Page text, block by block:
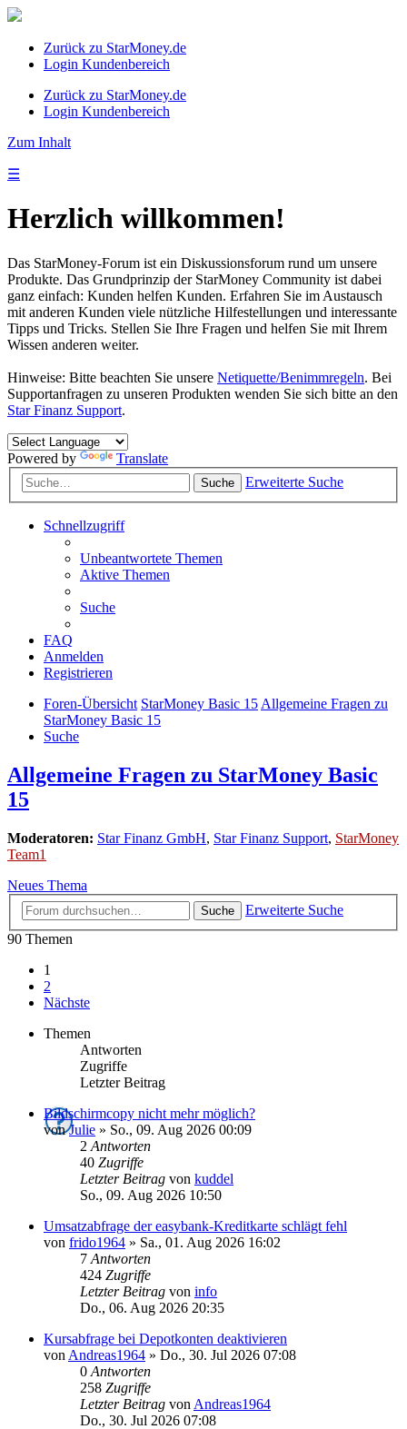
Zurück zu StarMoney.de
Login Kundenbereich
Zurück zu StarMoney.de
Login Kundenbereich
Zum Inhalt
☰
Herzlich willkommen!
Das StarMoney-Forum ist ein Diskussionsforum rund um unsere
Produkte. Das Grundprinzip der StarMoney Community ist dabei
ganz einfach: Kunden helfen Kunden. Erfahren Sie im Austausch
mit anderen Kunden viele nützliche Hilfestellungen und interessante
Tipps und Tricks. Stellen Sie Ihre Fragen und helfen Sie mit Ihrem
Wissen anderen weiter.
Hinweise: Bitte beachten Sie unsere Netiquette/Benimmregeln. Bei
Supportanfragen zu unseren Produkten wenden Sie sich bitte an den
Star Finanz Support.
Powered by Translate
Suche Erweiterte Suche
Schnellzugriff
Unbeantwortete Themen
Aktive Themen
Suche
FAQ
Anmelden
Registrieren
Foren-Übersicht StarMoney Basic 15Allgemeine Fragen zu
StarMoney Basic 15
Suche
Allgemeine Fragen zu StarMoney Basic
15
Moderatoren: Star Finanz GmbH, Star Finanz Support, StarMoney
Team1
Neues Thema
Suche
Erweiterte Suche
90 Themen
1
2
Nächste
Themen
Antworten
Zugriffe
Letzter Beitrag
Bildschirmcopy nicht mehr möglich?
vonJulie » So., 09. Aug 2026 00:09
2 Antworten
40 Zugriffe
Letzter Beitrag von kuddel
So., 09. Aug 2026 10:50
Umsatzabfrage der easybank-Kreditkarte schlägt fehl
von frido1964 » Sa., 01. Aug 2026 16:02
7 Antworten
424 Zugriffe
Letzter Beitrag von info
Do., 06. Aug 2026 20:35
Kursabfrage bei Depotkonten deaktivieren
von Andreas1964 » Do., 30. Jul 2026 07:08
0 Antworten
258 Zugriffe
Letzter Beitrag von Andreas1964
Do., 30. Jul 2026 07:08